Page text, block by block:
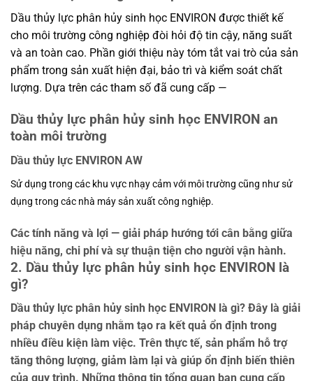
Dầu thủy lực phân hủy sinh học ENVIRON được thiết kế
cho môi trường công nghiệp đòi hỏi độ tin cậy, năng suất
và an toàn cao. Phần giới thiệu này tóm tắt vai trò của sản
phẩm trong sản xuất hiện đại, bảo trì và kiểm soát chất
lượng. Dựa trên các tham số đã cung cấp —
Dầu thủy lực phân hủy sinh học ENVIRON an
toàn môi trường
Dầu thủy lực ENVIRON AW
Sử dụng trong các khu vực nhạy cảm với môi trường cũng như sử
dụng trong các nhà máy sản xuất công nghiệp.
Các tính năng và lợi — giải pháp hướng tới cân bằng giữa
hiệu năng, chi phí và sự thuận tiện cho người vận hành.
2. Dầu thủy lực phân hủy sinh học ENVIRON là
gì?
Dầu thủy lực phân hủy sinh học ENVIRON là gì? Đây là giải
pháp chuyên dụng nhằm tạo ra kết quả ổn định trong
nhiều điều kiện làm việc. Trên thực tế, sản phẩm hỗ trợ
tăng thông lượng, giảm làm lại và giúp ổn định biến thiên
của quy trình. Những thông tin tổng quan bạn cung cấp